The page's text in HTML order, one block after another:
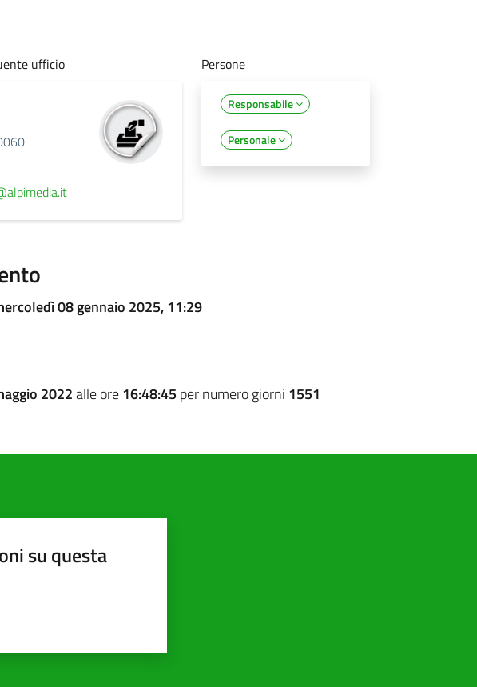
ufficio Persone
Responsabile
Personale
08 gennaio 2025, 11:29
2022alle ore16:48:45 per numero giorni 1551
su questa